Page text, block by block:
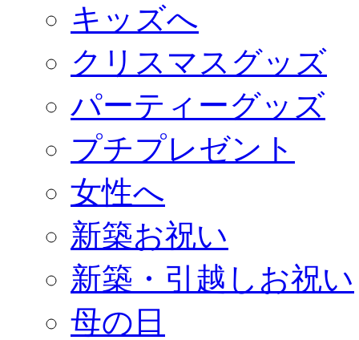
キッズへ
クリスマスグッズ
パーティーグッズ
プチプレゼント
女性へ
新築お祝い
新築・引越しお祝い
母の日